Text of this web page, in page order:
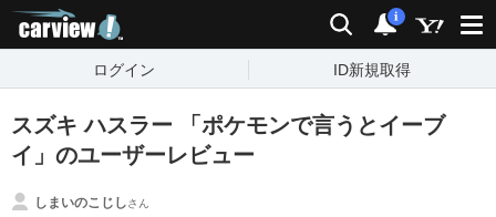
検索 通知
i
ログイン ID新規取得
スズキ ハスラー 「ポケモンで言うとイーブ
イ」のユーザーレビュー
しまいのこじしさん